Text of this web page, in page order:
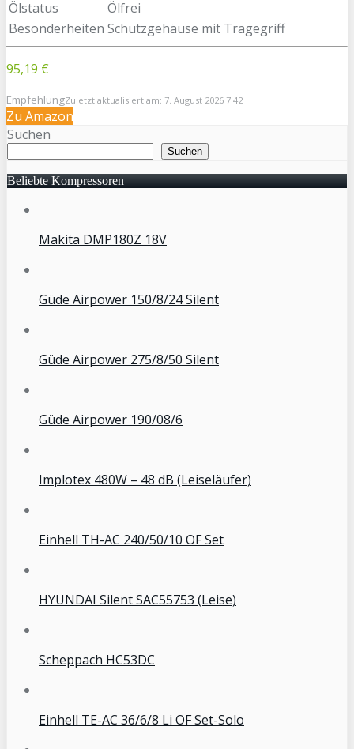
Ölstatus
Ölfrei
Besonderheiten Schutzgehäuse mit Tragegriff
95,19 €
EmpfehlungZuletzt aktualisiert am: 7. August 2026 7:42
Zu Amazon
Suchen
Suchen
Beliebte Kompressoren
Makita DMP180Z 18V
Güde Airpower 150/8/24 Silent
Güde Airpower 275/8/50 Silent
Güde Airpower 190/08/6
Implotex 480W – 48 dB (Leiseläufer)
Einhell TH-AC 240/50/10 OF Set
HYUNDAI Silent SAC55753 (Leise)
Scheppach HC53DC
Einhell TE-AC 36/6/8 Li OF Set-Solo